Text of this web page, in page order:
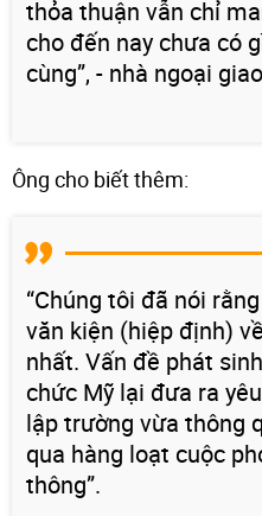
thỏa thuận vẫn chỉ
cho đến nay chưa có
cùng”, - nhà ngoại
Ông cho biết thêm:
“Chúng tôi đã nói
văn kiện (hiệp định)
nhất. Vấn đề phát
chức Mỹ lại đưa ra
lập trường vừa thông
qua hàng loạt cuộc
thông”.